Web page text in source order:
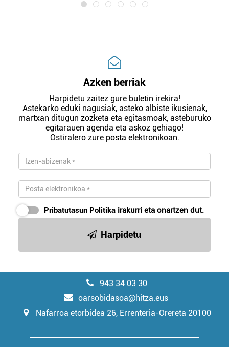
Azken berriak
Harpidetu zaitez gure buletin irekira!
Astekarko eduki nagusiak, asteko albiste ikusienak,
martxan ditugun zozketa eta egitasmoak, asteburuko
egitarauen agenda eta askoz gehiago!
Ostiralero zure posta elektronikoan.
Pribatutasun Politika irakurri eta onartzen dut.
Harpidetu
943 34 03 30
oarsobidasoa@hitza.eus
Nafarroa etorbidea 26, Errenteria-Orereta 20100